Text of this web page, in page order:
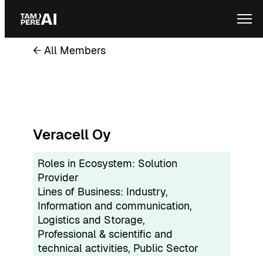
Skip
content
← All Members
Veracell Oy
Roles in Ecosystem: Solution
Provider
Lines of Business: Industry
Information and communication
Logistics and Storage
Professional & scientific and
technical activities, Public Sector